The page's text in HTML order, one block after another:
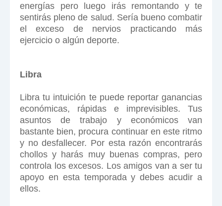
energías pero luego irás remontando y te
sentirás pleno de salud. Sería bueno combatir
el exceso de nervios practicando más
ejercicio o algún deporte.
Libra
Libra tu intuición te puede reportar ganancias
económicas, rápidas e imprevisibles. Tus
asuntos de trabajo y económicos van
bastante bien, procura continuar en este ritmo
y no desfallecer. Por esta razón encontrarás
chollos y harás muy buenas compras, pero
controla los excesos. Los amigos van a ser tu
apoyo en esta temporada y debes acudir a
ellos.